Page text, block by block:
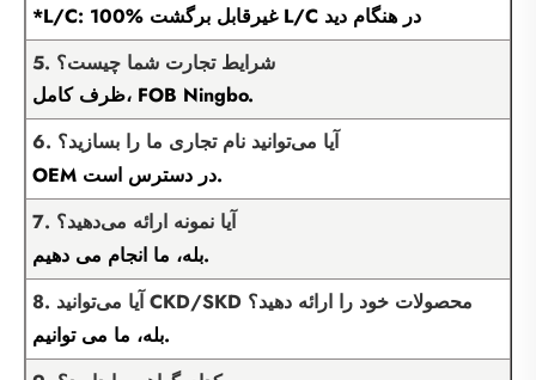
*L/C: 100% غیرقابل برگشت L/C در هنگام دید
5. شرایط تجارت شما چیست؟
ظرف کامل، FOB Ningbo.
6. آیا می‌توانید نام تجاری ما را بسازید؟
OEM در دسترس است.
7. آیا نمونه ارائه می‌دهید؟
بله، ما انجام می دهیم.
8. آیا می‌توانید CKD/SKD محصولات خود را ارائه دهید؟
بله، ما می توانیم.